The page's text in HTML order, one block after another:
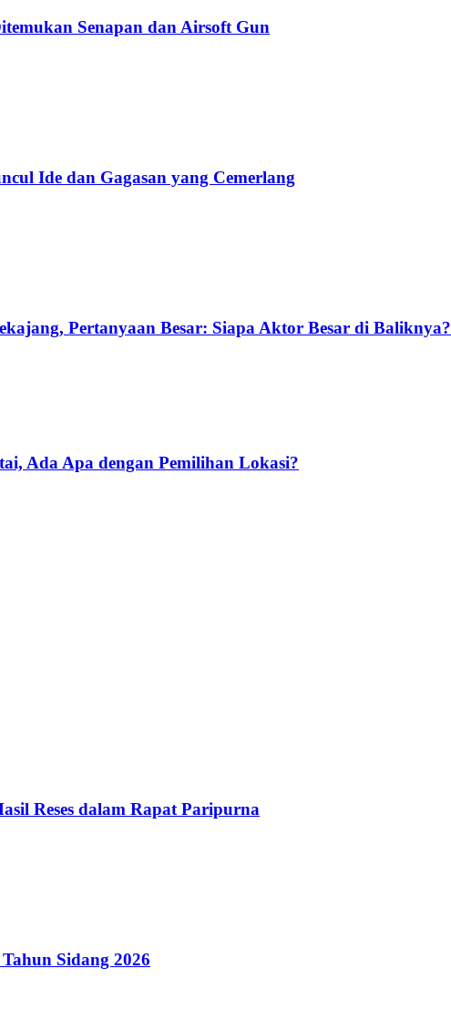
Senapan dan Airsoft Gun
Ide dan Gagasan yang Cemerlang
Pertanyaan Besar: Siapa Aktor Besar di Baliknya?
Ada Apa dengan Pemilihan Lokasi?
Reses dalam Rapat Paripurna
Sidang 2026